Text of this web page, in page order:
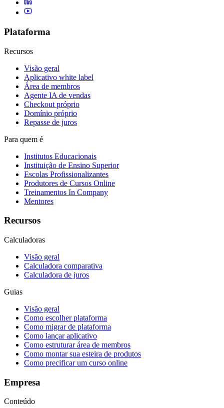
Plataforma
Recursos
Visão geral
Aplicativo white label
Área de membros
Agente IA de vendas
Checkout próprio
Domínio próprio
Repasse de juros
Para quem é
Institutos Educacionais
Instituição de Ensino Superior
Escolas Profissionalizantes
Produtores de Cursos Online
Treinamentos In Company
Mentores
Recursos
Calculadoras
Visão geral
Calculadora comparativa
Calculadora de juros
Guias
Visão geral
Como escolher plataforma
Como migrar de plataforma
Como lançar aplicativo
Como estruturar área de membros
Como montar sua esteira de produtos
Como precificar um curso online
Empresa
Conteúdo